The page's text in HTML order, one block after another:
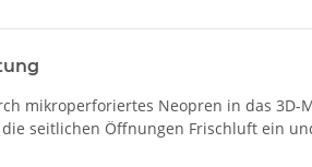
mikroperforiertes Neopren in das
seitlichen Öffnungen Frischluft ein